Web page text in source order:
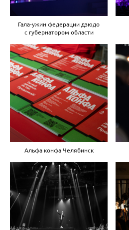
Гала-ужин федерации дзюдо
с губернатором области
Альфа конфа Челябинск